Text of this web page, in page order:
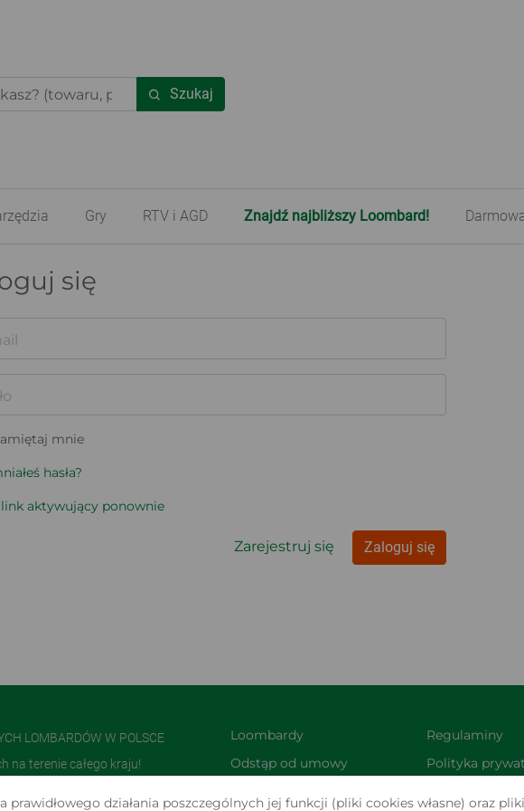
Szukaj
Gry RTV i AGD Znajdź najbliższy Loombard!
się
mnie
hasła?
aktywujący ponownie
Zarejestruj się Zaloguj się
LOMBARDÓW W POLSCE
na terenie całego kraju!
Loombardy
Odstąp od umowy
Regulaminy
Polityka
działania poszczególnych jej funkcji (pliki cookies własne) oraz pliki